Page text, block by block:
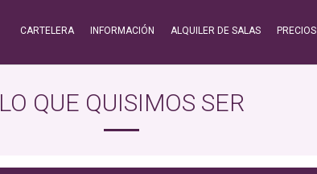
CARTELERA INFORMACIÓN ALQUILER DE SALAS PRECIOS
LO QUE QUISIMOS SER